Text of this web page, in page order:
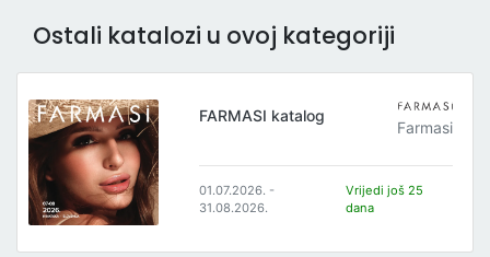
Ostali katalozi u ovoj kategoriji
FARMASI katalog
Farmasi
01.07.2026. -
31.08.2026.
Vrijedi još 25
dana